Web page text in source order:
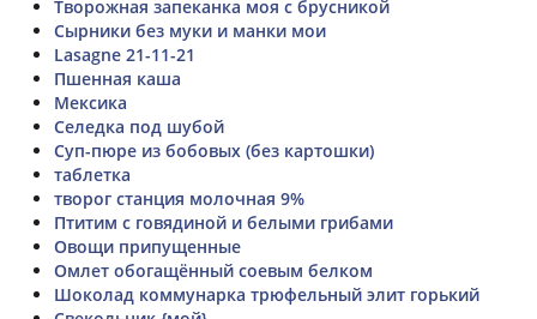
Творожная запеканка моя с брусникой
Сырники без муки и манки мои
Lasagne 21-11-21
Пшенная каша
Мексика
Селедка под шубой
Суп-пюре из бобовых (без картошки)
таблетка
творог станция молочная 9%
Птитим с говядиной и белыми грибами
Овощи припущенные
Омлет обогащённый соевым белком
Шоколад коммунарка трюфельный элит горький